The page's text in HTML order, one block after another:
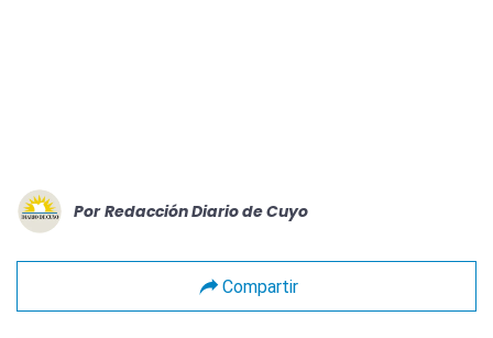
Por Redacción Diario de Cuyo
Compartir